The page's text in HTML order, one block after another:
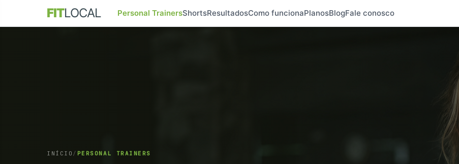
FITLOCAL Personal TrainersShortsResultadosComo funcionaPlanosBlogFale conosco
INÍCIO / PERSONAL TRAINERS